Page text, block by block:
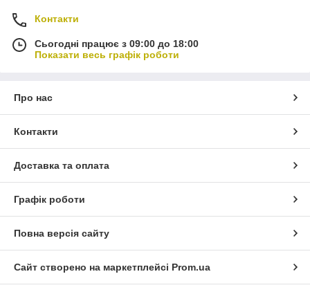
Контакти
Сьогодні працює з 09:00 до 18:00
Показати весь графік роботи
Про нас
Контакти
Доставка та оплата
Графік роботи
Повна версія сайту
Сайт створено на маркетплейсі Prom.ua